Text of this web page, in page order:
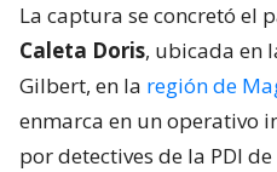
La captura se concretó el
Caleta Doris, ubicada en
Gilbert, en la región de
enmarca en un operativo
por detectives de la PDI